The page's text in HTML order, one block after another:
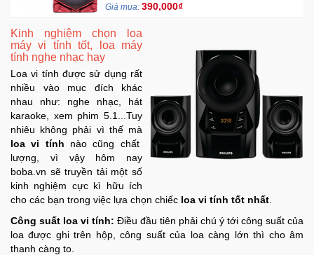
Giá mua: 390,000₫
Kinh nghiệm chọn loa
máy vi tính tốt, loa máy
tính nghe nhạc hay
Loa vi tính được sử dụng rất
nhiều vào mục đích khác
nhau như: nghe nhạc, hát
karaoke, xem phim 5.1...Tuy
nhiêu không phải vì thế mà
loa vi tính nào cũng chất
lượng, vì vậy hôm nay
boba.vn sẽ truyền tải một số
kinh nghiệm cực kì hữu ích
cho các bạn trong việc lựa chọn chiếc loa vi tính tốt nhất
Công suất loa vi tính: Điều đầu tiên phải chú ý tới công suất của
loa được ghi trên hộp, công suất của loa càng lớn thì cho âm
thanh càng to.